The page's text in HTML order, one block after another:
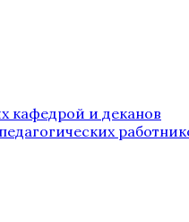
кафедрой и деканов